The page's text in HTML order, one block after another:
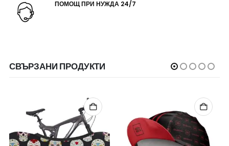
ПОМОЩ ПРИ НУЖДА 24/7
СВЪРЗАНИ ПРОДУКТИ